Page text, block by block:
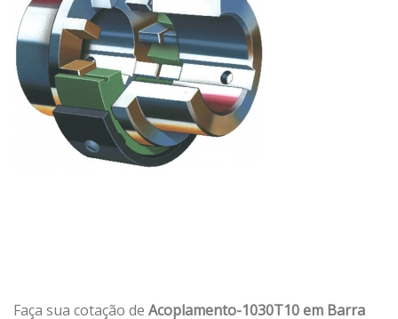
Faça sua cotação de Acoplamento-1030T10 em Barra